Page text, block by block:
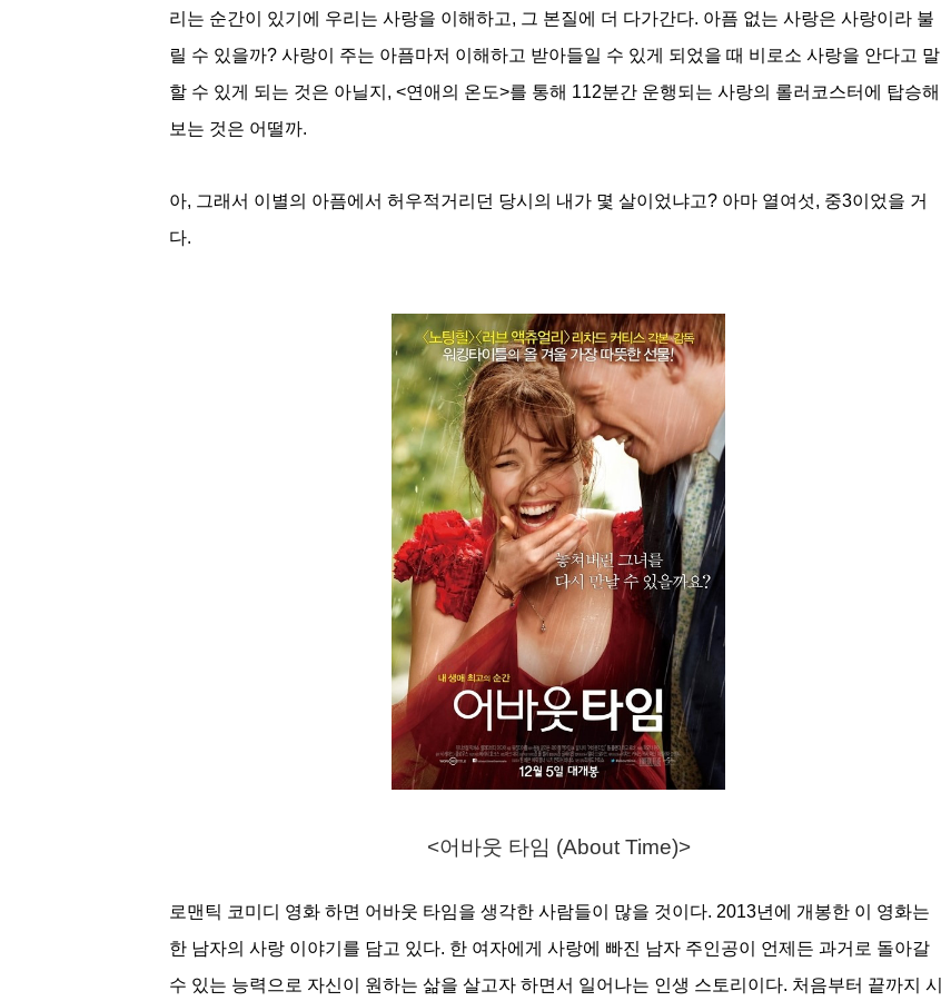
리는 순간이 있기에 우리는 사랑을 이해하고, 그 본질에 더 다가간다. 아픔 없는 사랑은 사랑이라 불
릴 수 있을까? 사랑이 주는 아픔마저 이해하고 받아들일 수 있게 되었을 때 비로소 사랑을 안다고 말
할 수 있게 되는 것은 아닐지, <연애의 온도>를 통해 112분간 운행되는 사랑의 롤러코스터에 탑승해
보는 것은 어떨까.
아, 그래서 이별의 아픔에서 허우적거리던 당시의 내가 몇 살이었냐고? 아마 열여섯, 중3이었을 거
다.
<어바웃 타임 (About Time)>
로맨틱 코미디 영화 하면 어바웃 타임을 생각한 사람들이 많을 것이다. 2013년에 개봉한 이 영화는
한 남자의 사랑 이야기를 담고 있다. 한 여자에게 사랑에 빠진 남자 주인공이 언제든 과거로 돌아갈
수 있는 능력으로 자신이 원하는 삶을 살고자 하면서 일어나는 인생 스토리이다. 처음부터 끝까지 시